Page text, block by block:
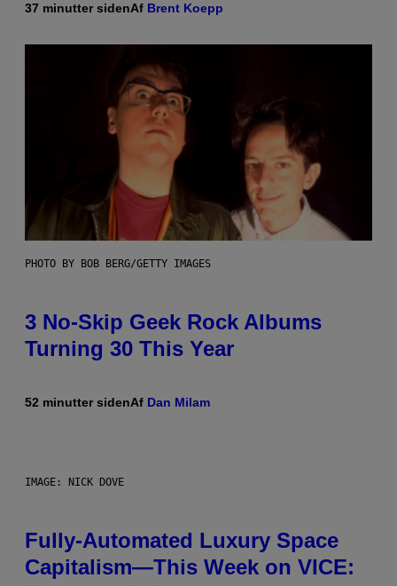
37 minutter sidenAf Brent Koepp
PHOTO BY BOB BERG/GETTY IMAGES
3 No-Skip Geek Rock Albums
Turning 30 This Year
52 minutter sidenAf Dan Milam
IMAGE: NICK DOVE
Fully-Automated Luxury Space
Capitalism—This Week on VICE: